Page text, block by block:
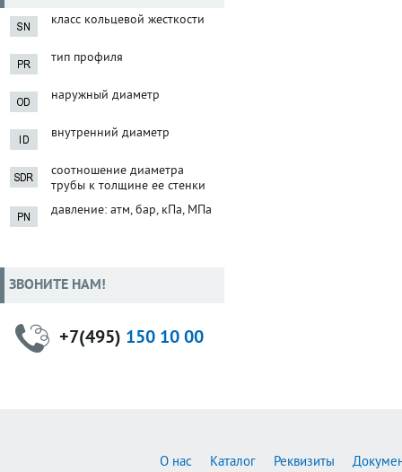
класс кольцевой жесткости
тип профиля
наружный диаметр
внутренний диаметр
соотношение диаметра
трубы к толщине ее стенки
давление: атм, бар, кПа, МПа
ЗВОНИТЕ НАМ!
+7(495) 150 10 00
О нас Каталог Реквизиты